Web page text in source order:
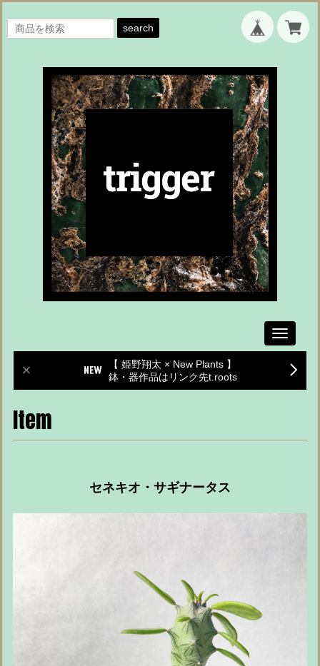
search
Toggle
【 姫野翔太 × New Plants 】
鉢・器作品はリンク先t.roots
Item
セネキオ・サギナータス